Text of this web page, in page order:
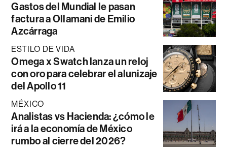
Gastos del Mundial le pasan
factura a Ollamani de Emilio
Azcárraga
ESTILO DE VIDA
Omega x Swatch lanza un reloj
con oro para celebrar el alunizaje
del Apollo 11
MÉXICO
Analistas vs Hacienda: ¿cómo le
irá a la economía de México
rumbo al cierre del 2026?